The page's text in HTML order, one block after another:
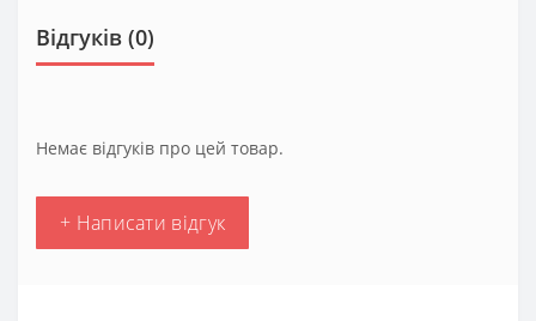
Відгуків (0)
Немає відгуків про цей товар.
+ Написати відгук